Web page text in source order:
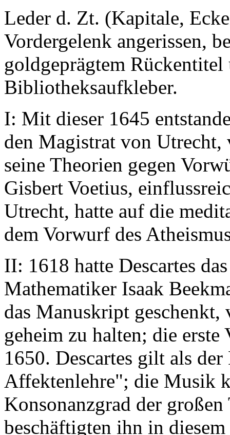
Leder d. Zt. (Kapitale,
Vordergelenk angerissen,
goldgeprägtem
Bibliotheksaufkleber.
I: Mit dieser 1645
den Magistrat von Utrecht,
seine Theorien gegen
Gisbert Voetius,
Utrecht, hatte auf die
dem Vorwurf des
II: 1618 hatte Descartes
Mathematiker Isaak
das Manuskript
geheim zu halten; die
1650. Descartes gilt als
Affektenlehre"; die Musik
Konsonanzgrad der
beschäftigten ihn in